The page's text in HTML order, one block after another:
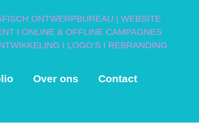
Over ons Contact